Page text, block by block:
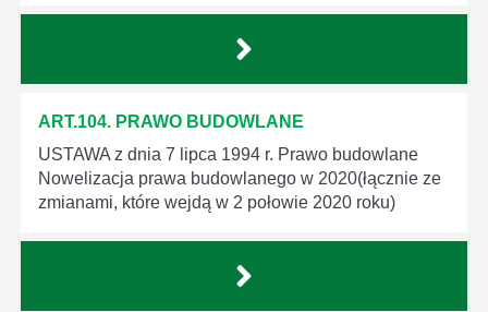
ART.104. PRAWO BUDOWLANE
USTAWA z dnia 7 lipca 1994 r. Prawo budowlane
Nowelizacja prawa budowlanego w 2020(łącznie ze
zmianami, które wejdą w 2 połowie 2020 roku)